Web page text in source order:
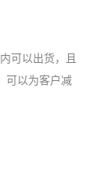
可以出货，且
可以为客户减